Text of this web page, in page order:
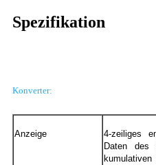
Spezifikation
Konverter:
Anzeige
4-zeiliges
Daten des